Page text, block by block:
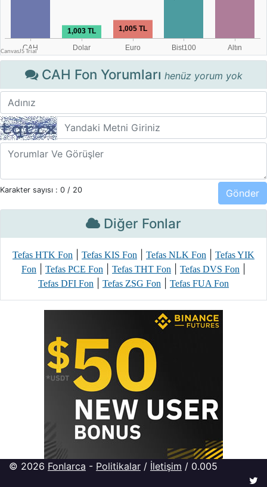
CAH Fon Yorumları henüz yorum yok
Karakter sayısı : 0 / 20
Diğer Fonlar
Tefas HTK Fon Tefas KIS Fon Tefas NLK Fon
Tefas YIK
Fon
Tefas PCE Fon Tefas THT Fon Tefas DVS Fon
Tefas DFI Fon Tefas ZSG Fon Tefas FUA Fon
© 2026 Fonlarca - Politikalar / İletişim / 0.005